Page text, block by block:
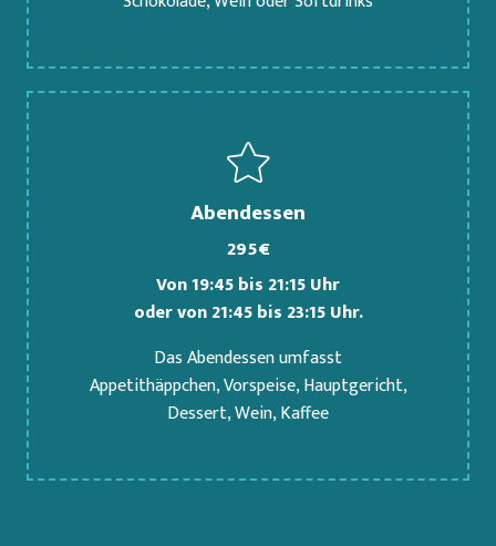
Abendessen
295€
Von 19:45 bis 21:15 Uhr
oder von 21:45 bis 23:15 Uhr.
Das Abendessen umfasst
Appetithäppchen, Vorspeise, Hauptgericht,
Dessert, Wein, Kaffee